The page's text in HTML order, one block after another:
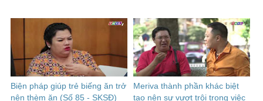
Biện pháp giúp trẻ biếng ăn trở
nên thèm ăn (Số 85 - SKSĐ)
Meriva thành phần khác biệt
tạo nên sự vượt trội trong việc